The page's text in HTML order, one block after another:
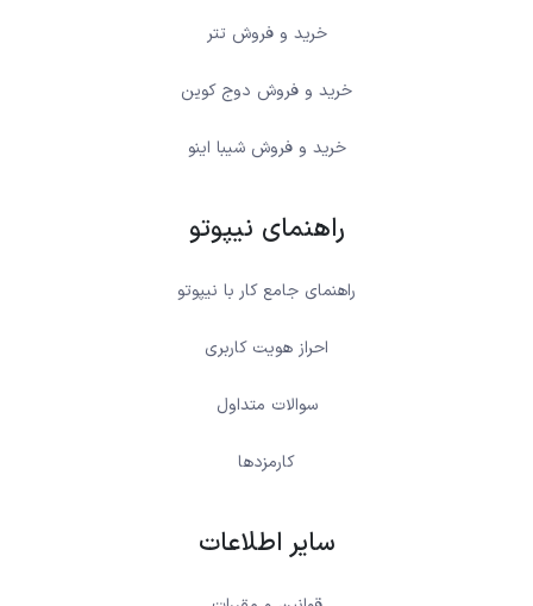
خرید و فروش تتر
خرید و فروش دوج کوین
خرید و فروش شیبا اینو
راهنمای نیپوتو
راهنمای جامع کار با نیپوتو
احراز هویت کاربری
سوالات متداول
کارمزدها
سایر اطلاعات